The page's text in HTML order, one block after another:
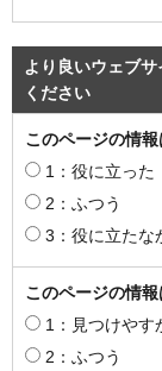
より良いウェブ
ください
このページの情
1：役に立った
2：ふつう
3：役に立たな
このページの情
1：見つけやす
2：ふつう